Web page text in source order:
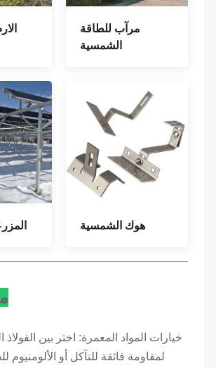
مرآب للطاقة
الشمسية
هوك الشمسية
لمقاومة فائقة للتآكل أو